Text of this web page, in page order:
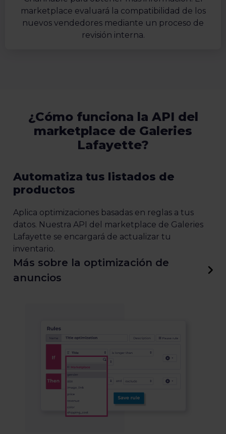
marketplace evaluará la compatibilidad de los
nuevos vendedores mediante un proceso de
revisión interna.
¿Cómo funciona la API del
marketplace de Galeries
Lafayette?
Automatiza tus listados de
productos
Aplica optimizaciones basadas en reglas a tus
datos. Nuestra API del marketplace de Galeries
Lafayette se encargará de actualizar tu
inventario.
Más sobre la optimización de
anuncios